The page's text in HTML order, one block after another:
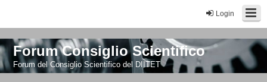
Login
Forum Consiglio Scientifico
Forum del Consiglio Scientifico del DIITET